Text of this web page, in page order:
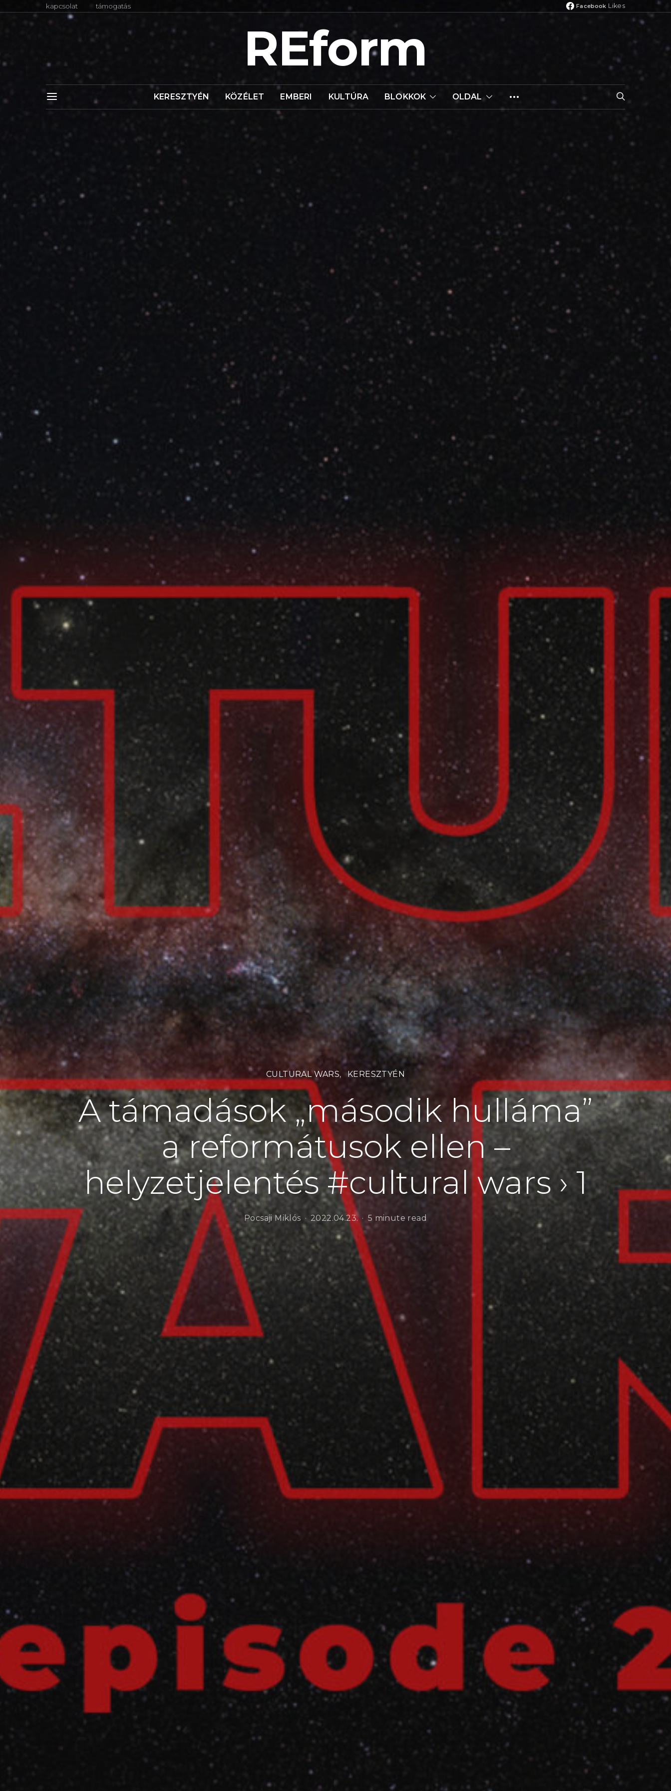
kapcsolat támogatás Facebook Likes
REform
KERESZTYÉN KÖZÉLET EMBERI KULTÚRA BLOKKOK OLDAL
CULTURAL WARS KERESZTYÉN
A támadások „második hulláma”
a reformátusok ellen –
helyzetjelentés #cultural wars › 1
Pocsaji Miklós 2022.04.23. 5 minute read